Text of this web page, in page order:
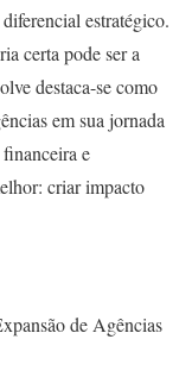
estratégico.
certa pode ser a
destaca-se como
em sua jornada
e
criar impacto
de Agências